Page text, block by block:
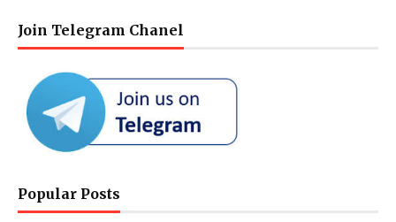
Join Telegram Chanel
Popular Posts